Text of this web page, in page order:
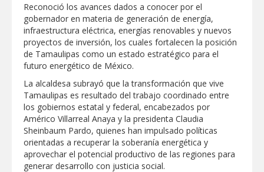
Reconoció los avances dados a conocer por el
gobernador en materia de generación de energía,
infraestructura eléctrica, energías renovables y nuevos
proyectos de inversión, los cuales fortalecen la posición
de Tamaulipas como un estado estratégico para el
futuro energético de México.
La alcaldesa subrayó que la transformación que vive
Tamaulipas es resultado del trabajo coordinado entre
los gobiernos estatal y federal, encabezados por
Américo Villarreal Anaya y la presidenta Claudia
Sheinbaum Pardo, quienes han impulsado políticas
orientadas a recuperar la soberanía energética y
aprovechar el potencial productivo de las regiones para
generar desarrollo con justicia social.